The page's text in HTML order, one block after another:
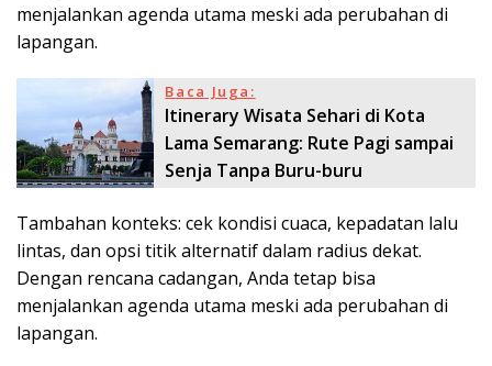
menjalankan agenda utama meski ada perubahan di
lapangan.
Baca Juga:
Itinerary Wisata Sehari di Kota
Lama Semarang: Rute Pagi sampai
Senja Tanpa Buru-buru
Tambahan konteks: cek kondisi cuaca, kepadatan lalu
lintas, dan opsi titik alternatif dalam radius dekat.
Dengan rencana cadangan, Anda tetap bisa
menjalankan agenda utama meski ada perubahan di
lapangan.